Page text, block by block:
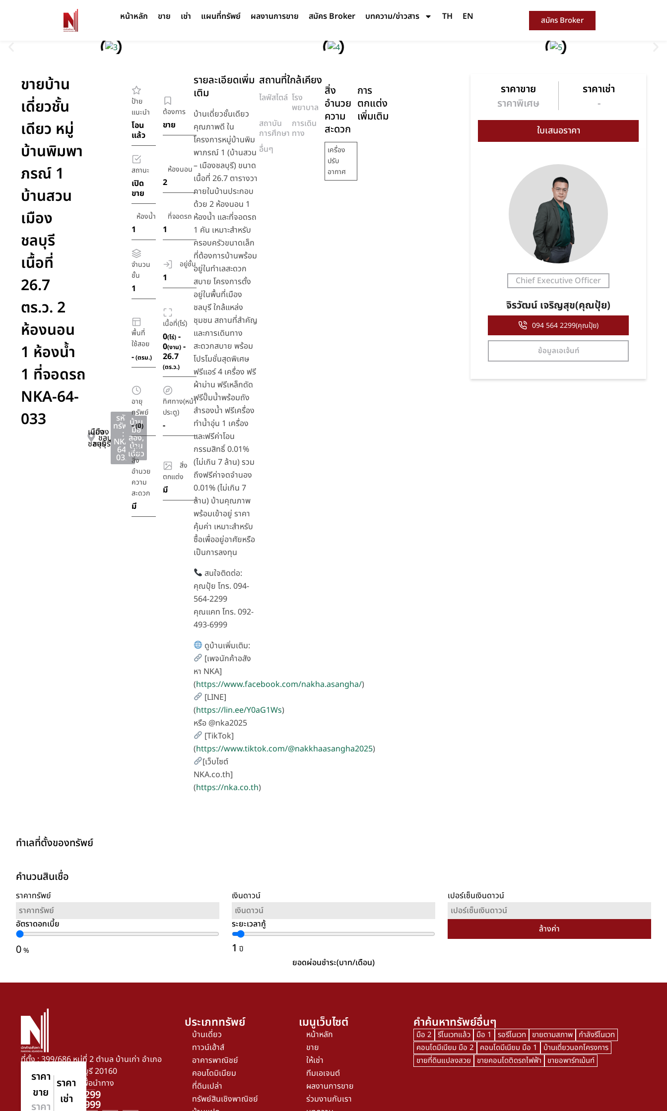
หน้าหลัก ขาย เช่า แผนที่ทรัพย์ ผลงานการขาย สมัคร Broker บทความ/ข่าวสาร TH EN สมัคร Broker
ขายบ้าน
เดี่ยวชั้น
เดียว หมู่
บ้านพิมพา
ภรณ์ 1
บ้านสวน
เมือง
ชลบุรี
เนื้อที่
26.7
ตร.ว. 2
ห้องนอน
1 ห้องน้ำ
1 ที่จอดรถ
NKA-64-
033
เมือง
ชลบุรี
เมือง
ชลบุรี
ชลบุรี
รหัส
ทรัพย์
:
NKA-
64-
033
บ้าน
มือ
สอง,
บ้าน
เดี่ยว
ป้าย
แนะนำ
โอน
แล้ว
ต้องการ
ขาย
สถานะ
เปิด
ขาย
ห้องนอน
2
ห้องน้ำ
1
ที่จอดรถ
1
จำนวน
ชั้น
1
อยู่ชั้น
1
พื้นที่
ใช้สอย
-(ตรม.)
เนื้อที่(ไร่)
0(ไร่) -
0(งาน) -
26.7
(ตร.ว.)
อายุ
ทรัพย์
-(ปี)
ทิศทาง(หน้า
ประตู)
-
สิ่ง
อำนวย
ความ
สะดวก
มี
สิ่ง
ตกแต่ง
มี
รายละเอียดเพิ่ม
เติม
บ้านเดี่ยวชั้นเดียว
คุณภาพดี ใน
โครงการหมู่บ้านพิม
พาภรณ์ 1 (บ้านสวน
– เมืองชลบุรี) ขนาด
เนื้อที่ 26.7 ตารางวา
ภายในบ้านประกอบ
ด้วย 2 ห้องนอน 1
ห้องน้ำ และที่จอดรถ
1 คัน เหมาะสำหรับ
ครอบครัวขนาดเล็ก
ที่ต้องการบ้านพร้อม
อยู่ในทำเลสะดวก
สบาย โครงการตั้ง
อยู่ในพื้นที่เมือง
ชลบุรี ใกล้แหล่ง
ชุมชน สถานที่สำคัญ
และการเดินทาง
สะดวกสบาย พร้อม
โปรโมชั่นสุดพิเศษ
ฟรีแอร์ 4 เครื่อง ฟรี
ผ้าม่าน ฟรีเหล็กดัด
ฟรีปั๊มน้ำพร้อมถัง
สำรองน้ำ ฟรีเครื่อง
ทำน้ำอุ่น 1 เครื่อง
และฟรีค่าโอน
กรรมสิทธิ์ 0.01%
(ไม่เกิน 7 ล้าน) รวม
ถึงฟรีค่าจดจำนอง
0.01% (ไม่เกิน 7
ล้าน) บ้านคุณภาพ
พร้อมเข้าอยู่ ราคา
คุ้มค่า เหมาะสำหรับ
ซื้อเพื่ออยู่อาศัยหรือ
เป็นการลงทุน
สนใจติดต่อ:
คุณปุ้ย โทร. 094-
564-2299
คุณแคท โทร. 092-
493-6999
ดูบ้านเพิ่มเติม:
[เพจนักค้าอสัง
หา NKA]
(https://www.facebook.com/nakha.asangha/)
[LINE]
(https://lin.ee/Y0aG1Ws)
หรือ @nka2025
[TikTok]
(https://www.tiktok.com/@nakkhaasangha2025)
[เว็บไซต์
NKA.co.th]
(https://nka.co.th)
สถานที่ใกล้เคียง
ไลฟ์สไตล์ โรง
พยาบาล
สถาบัน
การศึกษา
การเดิน
ทาง
อื่นๆ
สิ่ง
อำนวย
ความ
สะดวก
เครื่อง
ปรับ
อากาศ
การ
ตกแต่ง
เพิ่มเติม
ราคา
ขาย
ราคา
ราคา
เช่า
ราคาขาย
ราคาพิเศษ
ราคาเช่า
-
Chief Executive Officer
จิรวัฒน์ เจริญสุข(คุณปุ้ย)
094 564 2299(คุณปุ้ย)
ข้อมูลเอเจ้นท์
ทำเลที่ตั้งของทรัพย์
คำนวนสินเชื่อ
ราคาทรัพย์ เงินดาวน์ เปอร์เซ็นเงินดาวน์
อัตราดอกเบี้ย
0%
ระยะเวลากู้
1 ปี
ล้างค่า
ยอดผ่อนชำระ(บาท/เดือน)
ที่ตั้ง : 399/686 หมู่ที่ 2 ตำบล บ้านเก่า อำเภอ
พานทอง จังหวัด ชลบุรี 20160
ตำแหน่งที่ตั้ง. คลิกเพื่อนำทาง
โทร. 094 564 2299
โทร. 092 493 6999
ประเภททรัพย์
บ้านเดี่ยว
ทาวน์เฮ้าส์
อาคารพาณิชย์
คอนโดมิเนียม
ที่ดินเปล่า
ทรัพย์สินเชิงพาณิชย์
เมนูเว็บไซต์
หน้าหลัก
ขาย
ให้เช่า
ทีมเอเจนต์
ผลงานการขาย
ร่วมงานกับเรา
คำค้นหาทรัพย์อื่นๆ
มือ 2 รีโนเวทแล้ว มือ 1 รอรีโนเวท ขายตามสภาพ กำลังรีโนเวท
คอนโดมีเนียม มือ 2
คอนโดมีเนียม มือ 1
บ้านเดี่ยวนอกโครงการ
ขายที่ดินแปลงสวย
ขายคอนโดติดรถไฟฟ้า ขายอพาร์ทเม้นท์